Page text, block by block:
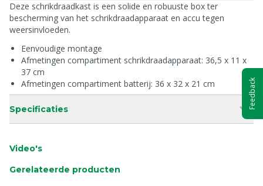
Deze schrikdraadkast is een solide en robuuste box ter
bescherming van het schrikdraadapparaat en accu tegen
weersinvloeden.
Eenvoudige montage
Afmetingen compartiment schrikdraadapparaat: 36,5 x 11 x
37 cm
Afmetingen compartiment batterij: 36 x 32 x 21 cm
Specificaties
Video's
Gerelateerde producten
Feedback